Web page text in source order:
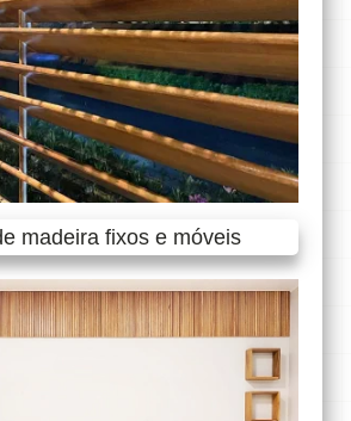
madeira fixos e móveis